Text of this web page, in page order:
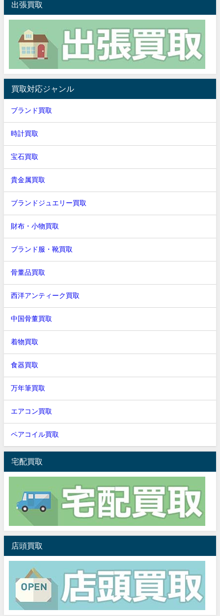
出張買取
買取対応ジャンル
ブランド買取
時計買取
宝石買取
貴金属買取
ブランドジュエリー買取
財布・小物買取
ブランド服・靴買取
骨董品買取
西洋アンティーク買取
中国骨董買取
着物買取
食器買取
万年筆買取
エアコン買取
ペアコイル買取
宅配買取
店頭買取